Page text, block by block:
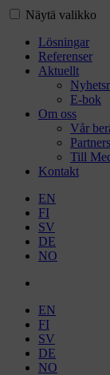
Näytä valikko
Lösningar
Referenser
Aktuellt
E-bok
Om oss
Vår
Partners
Till
Kontakt
EN
FI
SV
DE
NO
EN
FI
SV
DE
NO